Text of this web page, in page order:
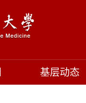
基层动态